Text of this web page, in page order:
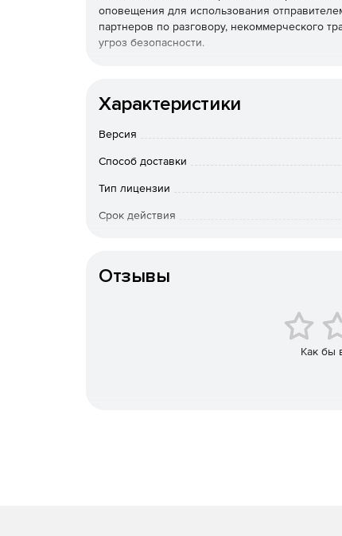
оповещения для использования
партнеров по разговору, некоммерческого
угроз безопасности.
Характеристики
Версия
Способ доставки
Тип лицензии
Срок действия
Отзывы
Как бы